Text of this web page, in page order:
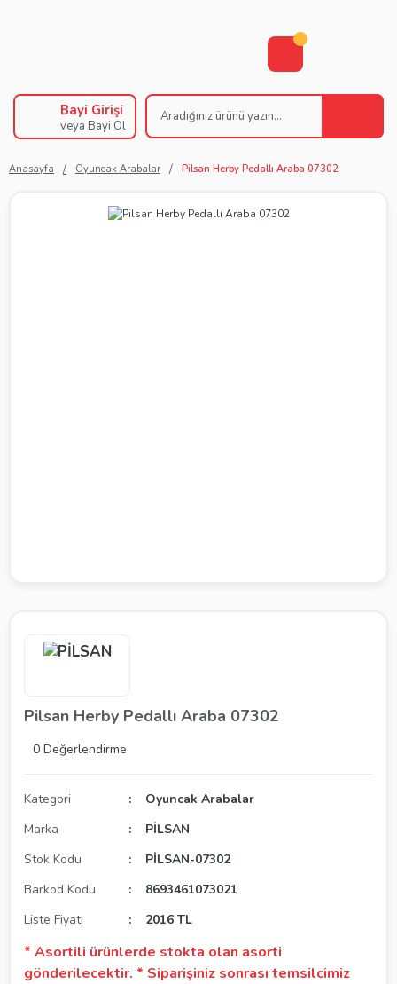
Bayi Girişi
veya Bayi Ol
Anasayfa Oyuncak Arabalar Pilsan Herby Pedallı Araba 07302
Pilsan Herby Pedallı Araba 07302
0 Değerlendirme
Kategori
Oyuncak Arabalar
Marka
PİLSAN
Stok Kodu
PİLSAN-07302
Barkod Kodu
8693461073021
Liste Fiyatı
2016 TL
* Asortili ürünlerde stokta olan asorti
gönderilecektir. * Siparişiniz sonrası temsilcimiz